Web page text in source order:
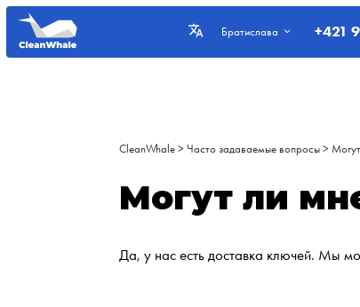
Братислава +421
CleanWhale >Часто задаваемые вопросы >
Могут ли
Да, у нас есть доставка ключей. Мы